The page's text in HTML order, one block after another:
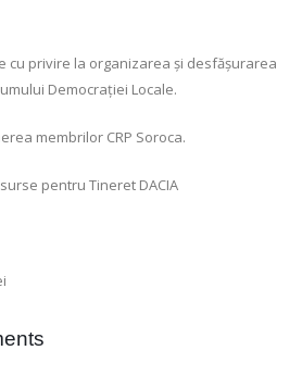
cu privire la organizarea și desfășurarea
Democrației Locale.
membrilor CRP Soroca.
pentru Tineret DACIA